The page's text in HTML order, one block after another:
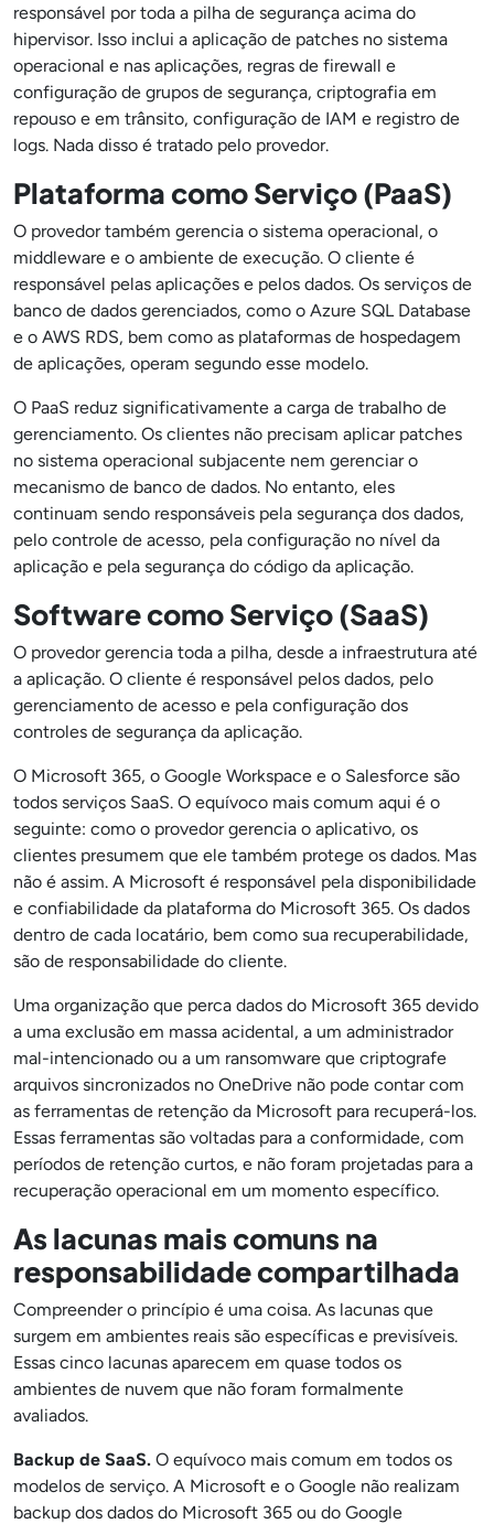
responsável por toda a pilha de segurança acima do
hipervisor. Isso inclui a aplicação de patches no sistema
operacional e nas aplicações, regras de firewall e
configuração de grupos de segurança, criptografia em
repouso e em trânsito, configuração de IAM e registro de
logs. Nada disso é tratado pelo provedor.
Plataforma como Serviço (PaaS)
O provedor também gerencia o sistema operacional, o
middleware e o ambiente de execução. O cliente é
responsável pelas aplicações e pelos dados. Os serviços de
banco de dados gerenciados, como o Azure SQL Database
e o AWS RDS, bem como as plataformas de hospedagem
de aplicações, operam segundo esse modelo.
O PaaS reduz significativamente a carga de trabalho de
gerenciamento. Os clientes não precisam aplicar patches
no sistema operacional subjacente nem gerenciar o
mecanismo de banco de dados. No entanto, eles
continuam sendo responsáveis pela segurança dos dados,
pelo controle de acesso, pela configuração no nível da
aplicação e pela segurança do código da aplicação.
Software como Serviço (SaaS)
O provedor gerencia toda a pilha, desde a infraestrutura até
a aplicação. O cliente é responsável pelos dados, pelo
gerenciamento de acesso e pela configuração dos
controles de segurança da aplicação.
O Microsoft 365, o Google Workspace e o Salesforce são
todos serviços SaaS. O equívoco mais comum aqui é o
seguinte: como o provedor gerencia o aplicativo, os
clientes presumem que ele também protege os dados. Mas
não é assim. A Microsoft é responsável pela disponibilidade
e confiabilidade da plataforma do Microsoft 365. Os dados
dentro de cada locatário, bem como sua recuperabilidade,
são de responsabilidade do cliente.
Uma organização que perca dados do Microsoft 365 devido
a uma exclusão em massa acidental, a um administrador
mal-intencionado ou a um ransomware que criptografe
arquivos sincronizados no OneDrive não pode contar com
as ferramentas de retenção da Microsoft para recuperá-los.
Essas ferramentas são voltadas para a conformidade, com
períodos de retenção curtos, e não foram projetadas para a
recuperação operacional em um momento específico.
As lacunas mais comuns na
responsabilidade compartilhada
Compreender o princípio é uma coisa. As lacunas que
surgem em ambientes reais são específicas e previsíveis.
Essas cinco lacunas aparecem em quase todos os
ambientes de nuvem que não foram formalmente
avaliados.
Backup de SaaS. O equívoco mais comum em todos os
modelos de serviço. A Microsoft e o Google não realizam
backup dos dados do Microsoft 365 ou do Google